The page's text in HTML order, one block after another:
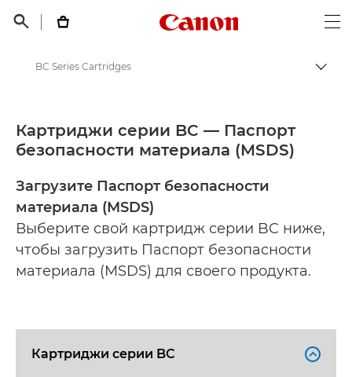
 
Canon Logo, back
Material safety data sheets
BC Series Cartridges
Картриджи серии BC — Паспорт
безопасности материала (MSDS)
Загрузите Паспорт безопасности
материала (MSDS)
Выберите свой картридж серии BC ниже,
чтобы загрузить Паспорт безопасности
материала (MSDS) для своего продукта.
Картриджи серии BC 